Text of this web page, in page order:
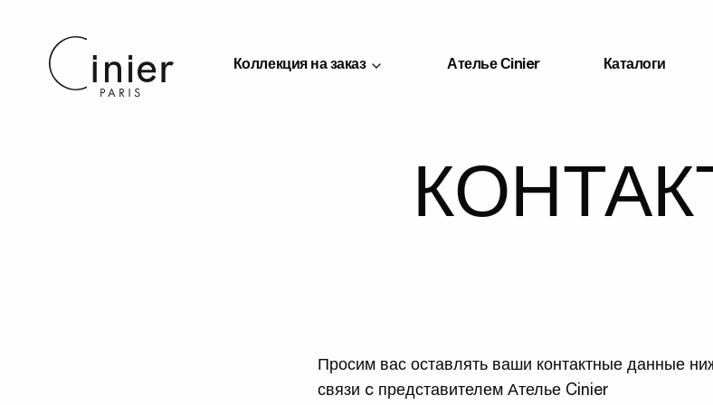
Коллекция на заказ Ателье Сinier Каталоги
Просим вас оставлять ваши контактные данные
связи c представителем Ателье Cinier